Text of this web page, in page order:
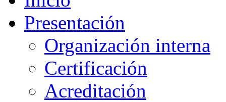
Presentación
Organización interna
Certificación
Acreditación